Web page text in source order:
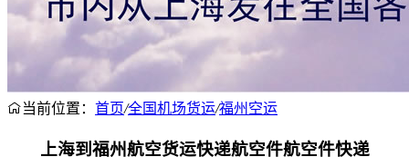
当前位置： 首页/全国机场货运/福州空运
上海到福州航空货运快递航空件航空件快递